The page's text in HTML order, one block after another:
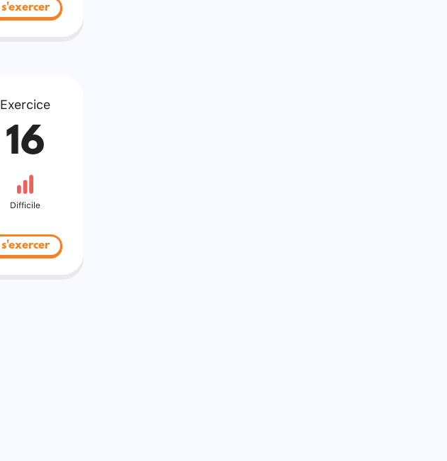
s'exercer
Exercice
16
Difficile
s'exercer